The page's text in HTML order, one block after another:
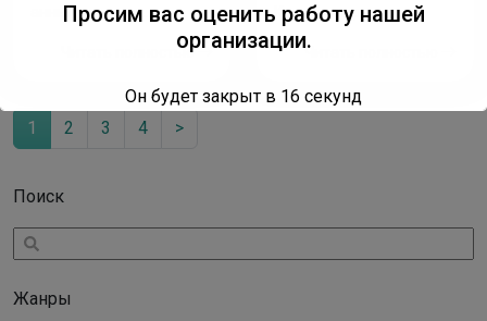
аннын оҕолоро:
Читать полностью
Кэпсээннэр.
Читать полностью
1 2 3 4 >
Поиск
Жанры
Просим вас оценить работу нашей
организации.
Он будет закрыт в 16 секунд